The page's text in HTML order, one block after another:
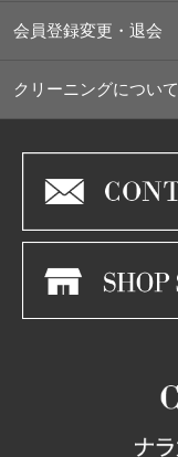
会員登録変更・退会
クリーニングについて